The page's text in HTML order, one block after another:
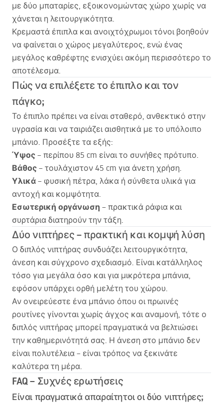
με δύο μπαταρίες, εξοικονομώντας χώρο χωρίς να
χάνεται η λειτουργικότητα.
Κρεμαστά έπιπλα και ανοιχτόχρωμοι τόνοι βοηθούν
να φαίνεται ο χώρος μεγαλύτερος, ενώ ένας
μεγάλος καθρέφτης ενισχύει ακόμη περισσότερο το
αποτέλεσμα.
Πώς να επιλέξετε το έπιπλο και τον
πάγκο;
Το έπιπλο πρέπει να είναι σταθερό, ανθεκτικό στην
υγρασία και να ταιριάζει αισθητικά με το υπόλοιπο
μπάνιο. Προσέξτε τα εξής:
Ύψος – περίπου 85 cm είναι το συνήθες πρότυπο.
Βάθος – τουλάχιστον 45 cm για άνετη χρήση.
Υλικά – φυσική πέτρα, λάκα ή σύνθετα υλικά για
αντοχή και κομψότητα.
Εσωτερική οργάνωση – πρακτικά ράφια και
συρτάρια διατηρούν την τάξη.
Δύο νιπτήρες – πρακτική και κομψή λύση
Ο διπλός νιπτήρας συνδυάζει λειτουργικότητα,
άνεση και σύγχρονο σχεδιασμό. Είναι κατάλληλος
τόσο για μεγάλα όσο και για μικρότερα μπάνια,
εφόσον υπάρχει ορθή μελέτη του χώρου.
Αν ονειρεύεστε ένα μπάνιο όπου οι πρωινές
ρουτίνες γίνονται χωρίς άγχος και αναμονή, τότε ο
διπλός νιπτήρας μπορεί πραγματικά να βελτιώσει
την καθημερινότητά σας. Η άνεση στο μπάνιο δεν
είναι πολυτέλεια – είναι τρόπος να ξεκινάτε
καλύτερα τη μέρα.
FAQ– Συχνές ερωτήσεις
Είναι πραγματικά απαραίτητοι οι δύο νιπτήρες;